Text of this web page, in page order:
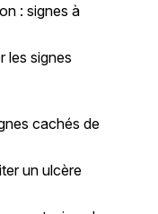
: signes à
les signes
cachés de
un ulcère